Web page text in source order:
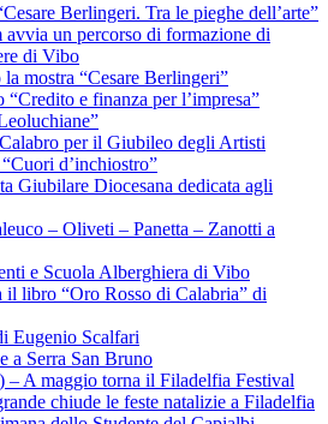
Berlingeri. Tra le pieghe dell’arte”
un percorso di formazione di
di Vibo
mostra “Cesare Berlingeri”
e finanza per l’impresa”
per il Giubileo degli Artisti
d’inchiostro”
Giubilare Diocesana dedicata agli
– Oliveti – Panetta – Zanotti a
e Scuola Alberghiera di Vibo
il libro “Oro Rosso di Calabria” di
Eugenio Scalfari
a Serra San Bruno
A maggio torna il Filadelfia Festival
chiude le feste natalizie a Filadelfia